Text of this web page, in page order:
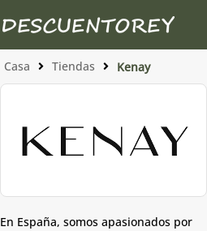
Casa Tiendas Kenay
En España, somos apasionados por